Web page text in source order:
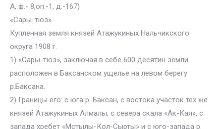
А, ф.- 8,оп.-1, д.-167)
«Сары-тюз»
Купленная земля князей Атажукиных Нальчикского
округа 1908 г.
1) «Сары-тюз», заключая в себе 600 десятин земли
расположен в Баксанском ущелье на левом берегу
р.Баксана.
2) Границы его: с юга р. Баксан, с востока участок тех же
князей Атажукиных Алмалы, с севера скала «Ак-Кая», с
запада хребет «Мстылы-Кол-Сырты» и с юго-запада р.